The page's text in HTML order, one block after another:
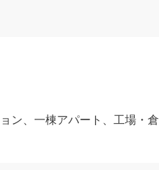
ン、一棟アパート、工場・倉